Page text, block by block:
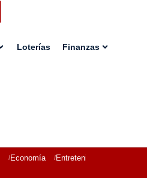
Loterías Finanzas
Economía Entretenimiento